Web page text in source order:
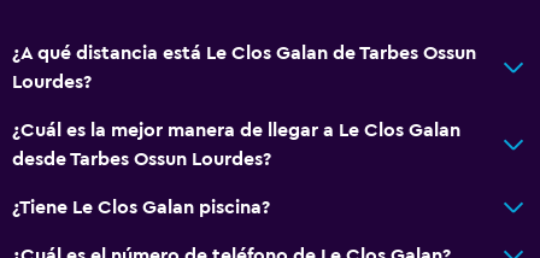
¿A qué distancia está Le Clos Galan de Tarbes Ossun
Lourdes?
¿Cuál es la mejor manera de llegar a Le Clos Galan
desde Tarbes Ossun Lourdes?
¿Tiene Le Clos Galan piscina?